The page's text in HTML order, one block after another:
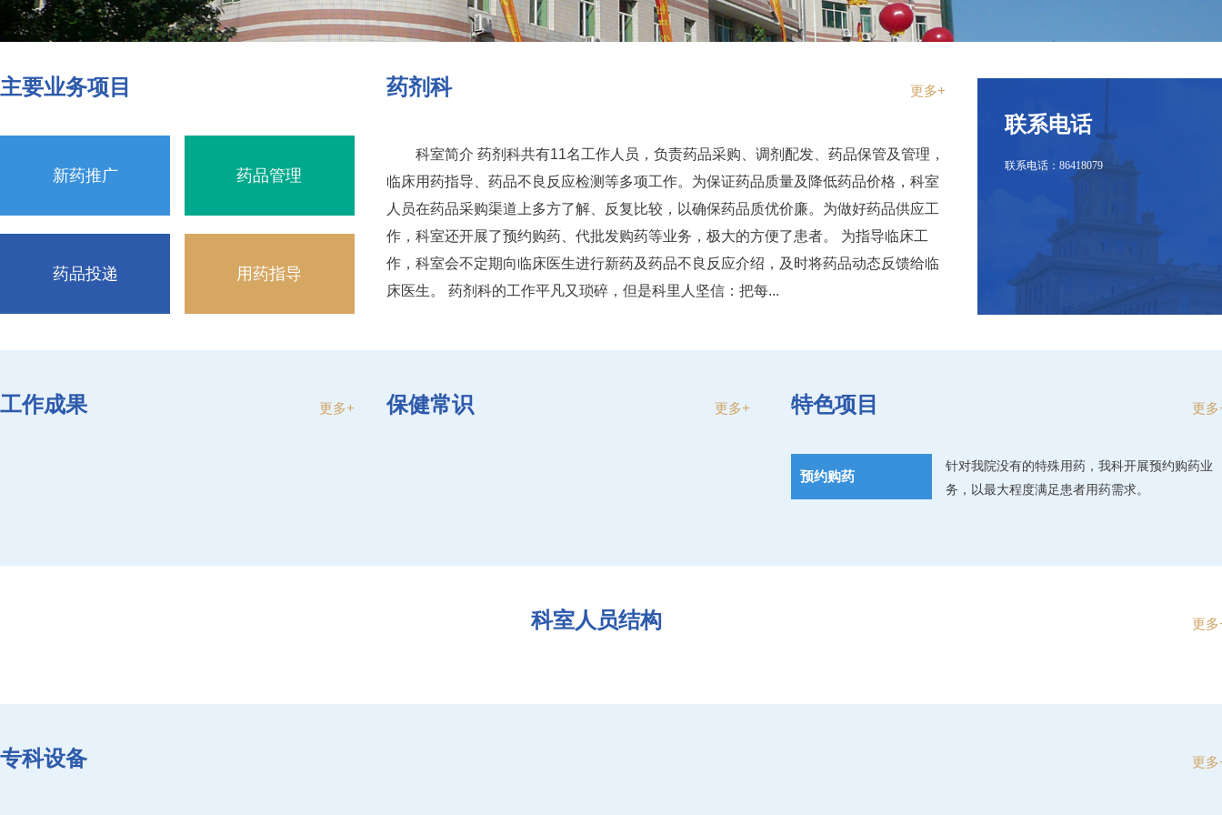
主要业务项目
新药推广 药品管理
药品投递 用药指导
药剂科 更多+
科室简介 药剂科共有11名工作人员，负责药品采购、调剂配发、药品保管及管理，
临床用药指导、药品不良反应检测等多项工作。为保证药品质量及降低药品价格，科室
人员在药品采购渠道上多方了解、反复比较，以确保药品质优价廉。为做好药品供应工
作，科室还开展了预约购药、代批发购药等业务，极大的方便了患者。 为指导临床工
作，科室会不定期向临床医生进行新药及药品不良反应介绍，及时将药品动态反馈给临
床医生。 药剂科的工作平凡又琐碎，但是科里人坚信：把每...
联系电话
联系电话：86418079
工作成果 更多+ 保健常识 更多+ 特色项目 更
预约购药
针对我院没有的特殊用药，我科开展预约购药业
务，以最大程度满足患者用药需求。
科室人员结构 更
专科设备 更